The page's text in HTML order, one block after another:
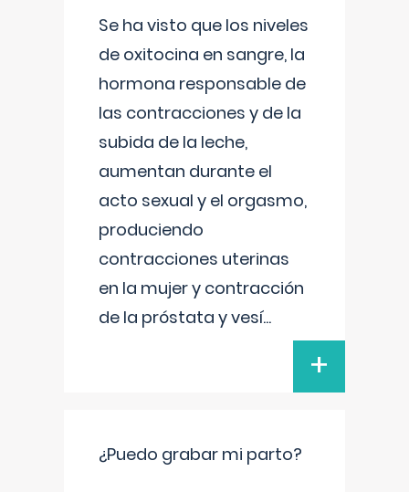
Se ha visto que los niveles
de oxitocina en sangre, la
hormona responsable de
las contracciones y de la
subida de la leche,
aumentan durante el
acto sexual y el orgasmo,
produciendo
contracciones uterinas
en la mujer y contracción
de la próstata y vesí...
+
¿Puedo grabar mi parto?